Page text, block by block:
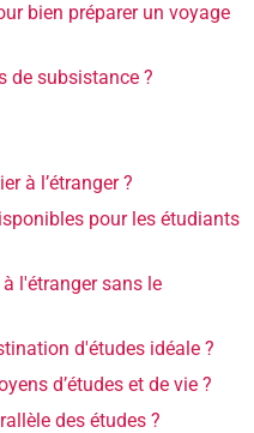
bien préparer un voyage
de subsistance ?
à l’étranger ?
pour les étudiants
l'étranger sans le
d'études idéale ?
d’études et de vie ?
des études ?